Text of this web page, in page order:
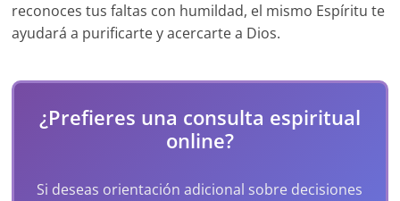
reconoces tus faltas con humildad, el mismo Espíritu te
ayudará a purificarte y acercarte a Dios.
¿Prefieres una consulta espiritual
online?
Si deseas orientación adicional sobre decisiones